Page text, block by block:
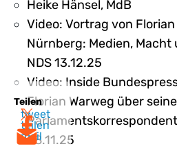
Teilen
tweet
teilen
mail
Heike Hänsel, MdB
Video: Vortrag von Florian
Nürnberg: Medien, Macht
NDS 13.12.25
Video: Inside
Florian Warweg über
28.11.25